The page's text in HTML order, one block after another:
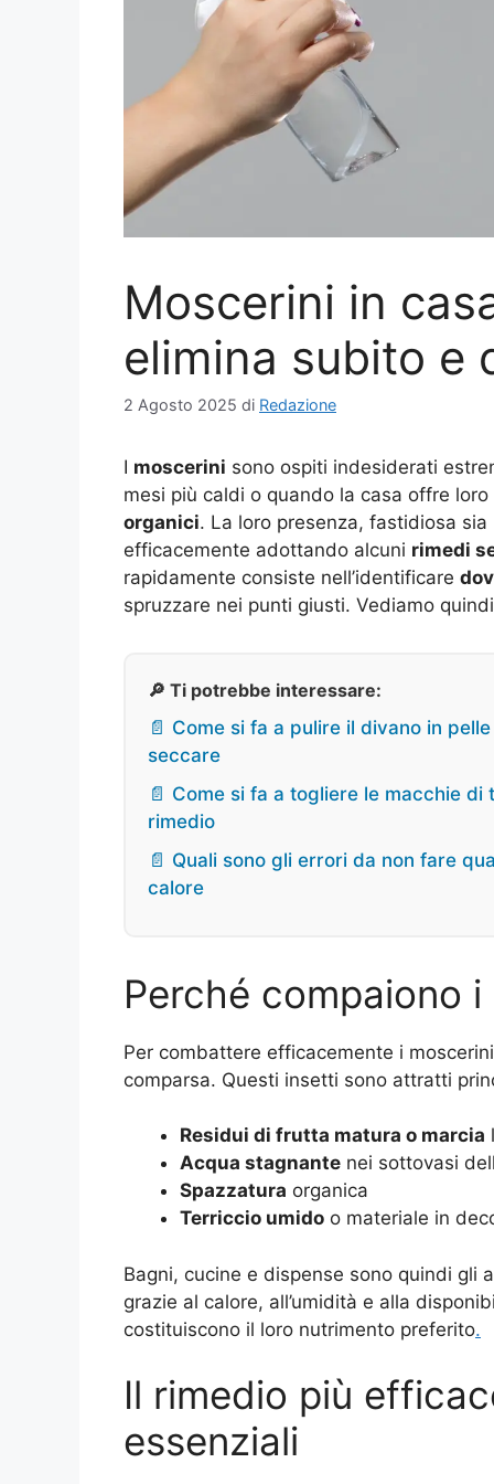
Moscerini in
elimina subito e
2 Agosto 2025 di Redazione
I moscerini sono ospiti indesiderati
mesi più caldi o quando la casa offre
organici. La loro presenza, fastidiosa
efficacemente adottando alcuni rimedi
rapidamente consiste nell’identificare
spruzzare nei punti giusti. Vediamo
🔎 Ti potrebbe interessare:
📄 Come si fa a pulire il divano in
seccare
📄 Come si fa a togliere le macchie di
rimedio
📄 Quali sono gli errori da non fare
calore
Perché compaiono
Per combattere efficacemente i
comparsa. Questi insetti sono attratti
Residui di frutta matura o marcia
Acqua stagnante nei sottovasi
Spazzatura organica
Terriccio umido o materiale in
Bagni, cucine e dispense sono quindi gli
grazie al calore, all’umidità e alla
costituiscono il loro nutrimento preferito.
Il rimedio più
essenziali